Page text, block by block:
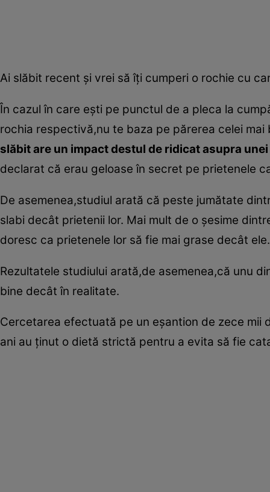
Ai slăbit recent şi vrei să îţi cumperi o rochie cu
În cazul în care eşti pe punctul de a pleca la
rochia respectivă,nu te baza pe părerea celei mai
slăbit are un impact destul de ridicat asupra
declarat că erau geloase în secret pe prietenele
De asemenea,studiul arată că peste jumătate
slabi decât prietenii lor. Mai mult de o şesime
doresc ca prietenele lor să fie mai grase decât ele.
Rezultatele studiului arată,de asemenea,că unu
bine decât în realitate.
Cercetarea efectuată pe un eşantion de zece mii
ani au ţinut o dietă strictă pentru a evita să fie